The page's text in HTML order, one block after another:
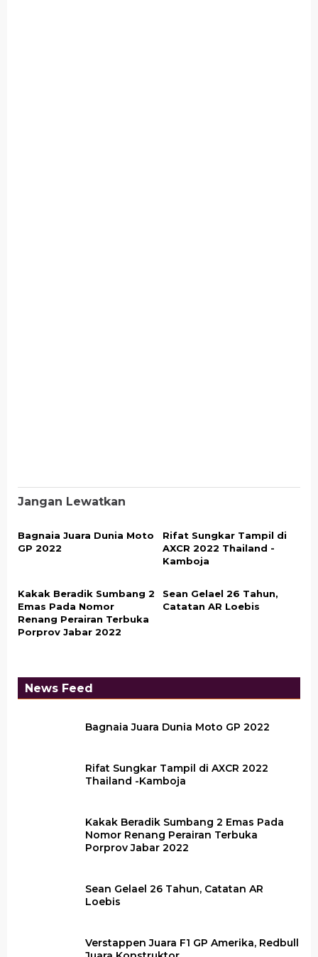
Jangan Lewatkan
Bagnaia Juara Dunia Moto
GP 2022
Rifat Sungkar Tampil di
AXCR 2022 Thailand -
Kamboja
Kakak Beradik Sumbang 2
Emas Pada Nomor
Renang Perairan Terbuka
Porprov Jabar 2022
Sean Gelael 26 Tahun,
Catatan AR Loebis
News Feed
Bagnaia Juara Dunia Moto GP 2022
Rifat Sungkar Tampil di AXCR 2022
Thailand -Kamboja
Kakak Beradik Sumbang 2 Emas Pada
Nomor Renang Perairan Terbuka
Porprov Jabar 2022
Sean Gelael 26 Tahun, Catatan AR
Loebis
Verstappen Juara F1 GP Amerika, Redbull